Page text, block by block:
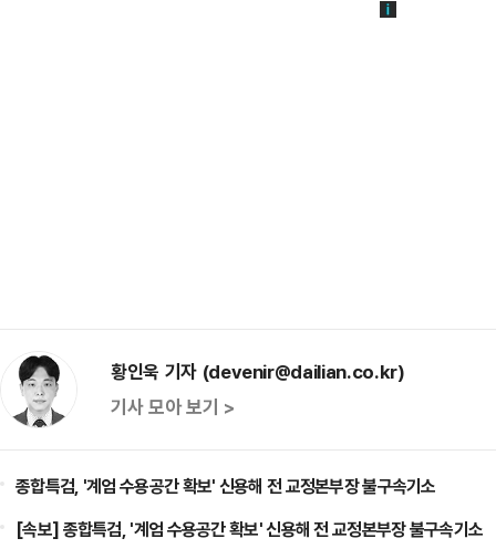
황인욱 기자 (devenir@dailian.co.kr)
기사 모아 보기 >
종합특검, '계엄 수용공간 확보' 신용해 전 교정본부장 불구속기소
[속보] 종합특검, '계엄 수용공간 확보' 신용해 전 교정본부장 불구속기소